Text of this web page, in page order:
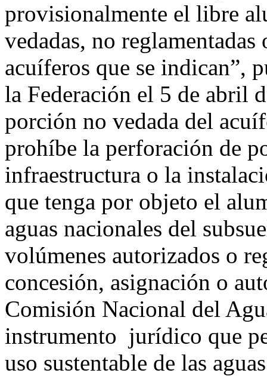
provisionalmente el libre
vedadas, no
acuíferos que se indican”,
la Federación el 5 de abril
porción no vedada del
prohíbe la perforación de
infraestructura o la
que tenga por objeto el
aguas nacionales del
volúmenes autorizados o
concesión, asignación o
Comisión Nacional del
instrumento jurídico que
uso sustentable de las